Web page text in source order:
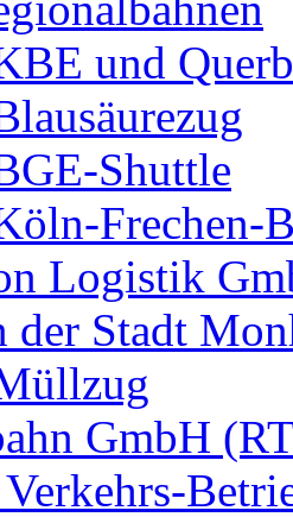
und
Shuttle
Frechen-
Logistik
der Stadt
GmbH